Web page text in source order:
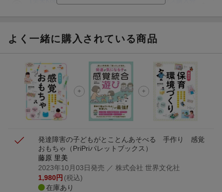
分け！
【スタンプカード】楽天ポイントもらえる＆抽選で豪華景品
が当たる！
楽天モバイル紹介キャンペーンの拡散で300円OFFクーポン
進呈
よく一緒に購入されている商品
発達障害の子どもがとことんあそべる 手作り 感覚
おもちゃ
（PriPriパレットブックス）
藤原 里美
2023年10月03日発売 ／ 株式会社 世界文化社
1,980円 (税込)
在庫あり